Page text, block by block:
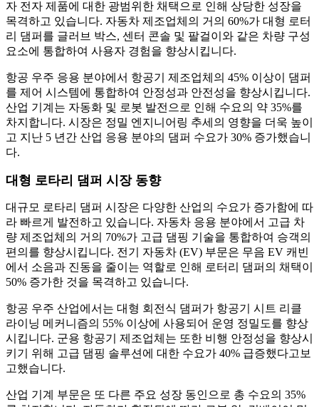
자 전자 제품에 대한 광범위한 채택으로 인해 상당한 성장을
목격하고 있습니다. 자동차 제조업체의 거의 60%가 대형 로터
리 댐퍼를 글러브 박스, 센터 콘솔 및 팔걸이와 같은 차량 구성
요소에 통합하여 사용자 경험을 향상시킵니다.
항공 우주 응용 분야에서 항공기 제조업체의 45% 이상이 댐퍼
를 제어 시스템에 통합하여 안정성과 안전성을 향상시킵니다.
산업 기계는 자동화 및 로봇 발전으로 인해 수요의 약 35%를
차지합니다. 시장은 정밀 엔지니어링 추세의 영향을 더욱 높이
고 지난 5 년간 산업 응용 분야의 댐퍼 수요가 30% 증가했습니
다.
대형 로타리 댐퍼 시장 동향
대규모 로타리 댐퍼 시장은 다양한 산업의 수요가 증가함에 따
라 빠르게 발전하고 있습니다. 자동차 응용 분야에서 고급 차
량 제조업체의 거의 70%가 고급 댐핑 기술을 통합하여 승객의
편의를 향상시킵니다. 전기 자동차 (EV) 부문은 무음 EV 캐빈
에서 소음과 진동을 줄이는 역할로 인해 로터리 댐퍼의 채택이
50% 증가한 것을 목격하고 있습니다.
항공 우주 산업에서는 대형 회전식 댐퍼가 항공기 시트 리클
라이닝 메커니즘의 55% 이상에 사용되어 운영 정밀도를 향상
시킵니다. 군용 항공기 제조업체는 또한 비행 안정성을 향상시
키기 위해 고급 댐핑 솔루션에 대한 수요가 40% 급증했다고보
고했습니다.
산업 기계 부문은 또 다른 주요 성장 동인으로 총 수요의 35%